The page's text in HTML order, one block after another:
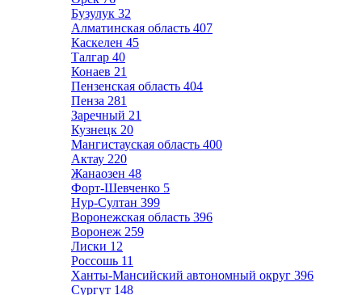
Бузулук 32
Алматинская область 407
Каскелен 45
Талгар 40
Конаев 21
Пензенская область 404
Пенза 281
Заречный 21
Кузнецк 20
Мангистауская область 400
Актау 220
Жанаозен 48
Форт-Шевченко 5
Нур-Султан 399
Воронежская область 396
Воронеж 259
Лиски 12
Россошь 11
Ханты-Мансийский автономный округ 396
Сургут 148